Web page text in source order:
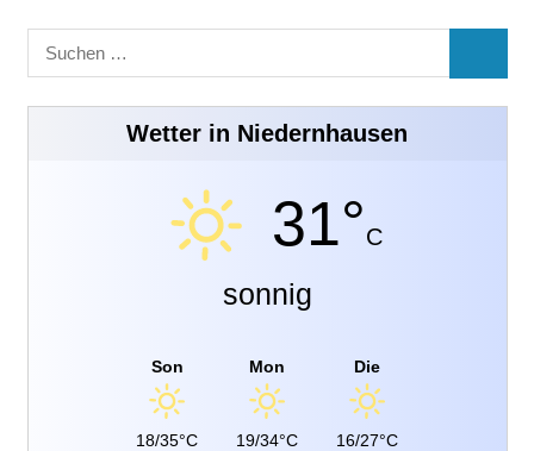
Suchen
nach:
Wetter in Niedernhausen
31°C
sonnig
Son
18/35°C
Mon
19/34°C
Die
16/27°C